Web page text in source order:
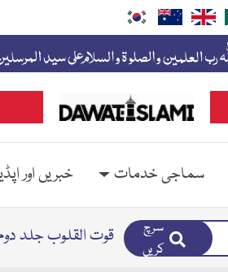
سماجی خدمات خبریں اور
قوت القلوب جلد
سرچ
کریں